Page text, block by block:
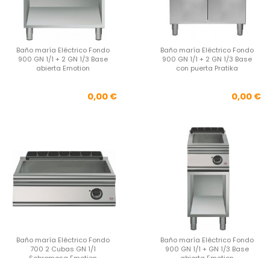
Baño maría Eléctrico Fondo
900 GN 1/1 + 2 GN 1/3 Base
abierta Emotion
Precio
0,00 €
Baño maría Eléctrico Fondo
900 GN 1/1 + 2 GN 1/3 Base
con puerta Pratika
0,00 €
Baño maría Eléctrico Fondo
700 2 Cubas GN 1/1
Baño maría Eléctrico Fondo
900 GN 1/1 + GN 1/3 Base